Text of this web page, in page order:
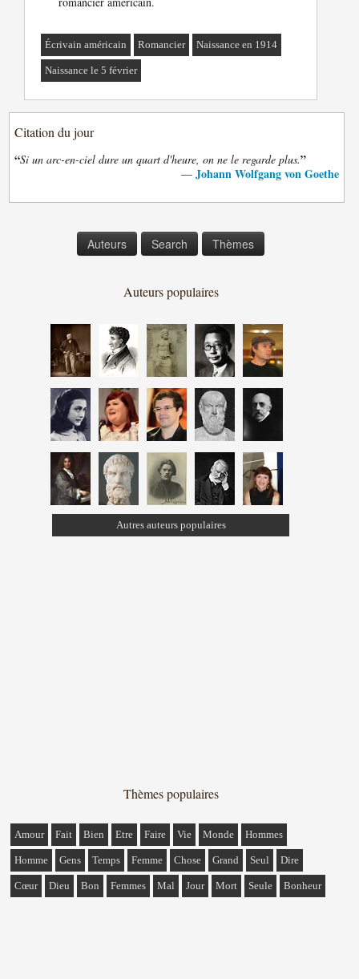
Écrivain américain Romancier Naissance en 1914
Naissance le 5 février
Citation du jour
“Si un arc-en-ciel dure un quart d'heure, on ne le regarde plus.”
— Johann Wolfgang von Goethe
Auteurs Search Thèmes
Auteurs populaires
Autres auteurs populaires
Thèmes populaires
Amour Fait Bien Etre Faire Vie Monde Hommes
Homme Gens Temps Femme Chose Grand Seul Dire
Cœur Dieu Bon Femmes Mal Jour Mort Seule Bonheur